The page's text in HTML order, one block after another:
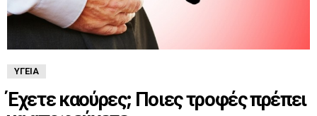
ΥΓΕΊΑ
Έχετε καούρες; Ποιες τροφές πρέπει